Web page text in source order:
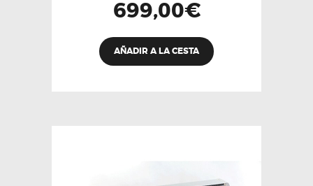
699,00€
AÑADIR A LA CESTA